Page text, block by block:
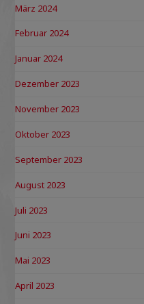
März 2024
Februar 2024
Januar 2024
Dezember 2023
November 2023
Oktober 2023
September 2023
August 2023
Juli 2023
Juni 2023
Mai 2023
April 2023